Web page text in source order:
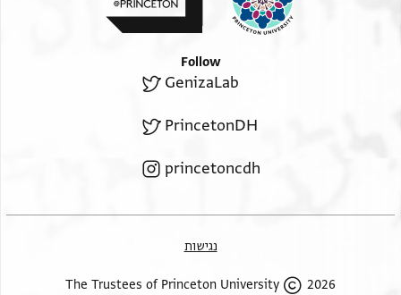
Follow
GenizaLab
PrincetonDH
princetoncdh
נגישות
2026 The Trustees of Princeton University